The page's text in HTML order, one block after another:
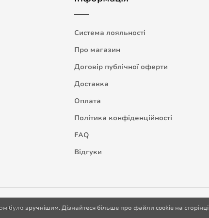
Система лояльності
Про магазин
Договір публічної оферти
Доставка
Оплата
Політика конфіденційності
FAQ
Відгуки
зручнішим. Дізнайтеся більше про файли cookie на сторінці